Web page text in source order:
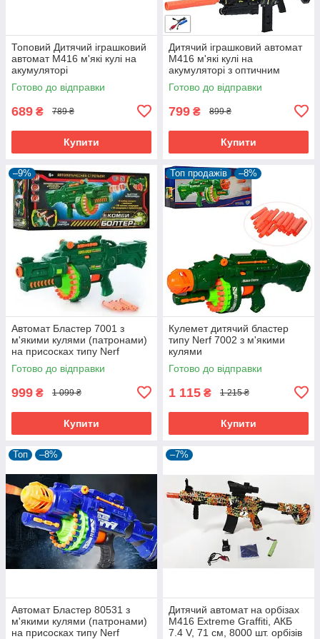
Топовий Дитячий іграшковий
автомат M416 м'які кулі на
акумуляторі
Готово до відправки
689 ₴ 789 ₴
Купити
Дитячий іграшковий автомат
M416 м'які кулі на
акумуляторі з оптичним
прицілом
Готово до відправки
799 ₴ 899 ₴
Купити
–9%
Автомат Бластер 7001 з
м'якими кулями (патронами)
на присосках типу Nerf
Готово до відправки
999 ₴ 1 099 ₴
Купити
Топ продажів –8%
Кулемет дитячий бластер
типу Nerf 7002 з м'якими
кулями
Готово до відправки
1 115 ₴ 1 215 ₴
Купити
Топ –8%
Автомат Бластер 80531 з
м'якими кулями (патронами)
на присосках типу Nerf
–7%
Дитячий автомат на орбізах
M416 Extreme Graffiti, АКБ
7.4 V, 71 см, 8000 шт. орбізів